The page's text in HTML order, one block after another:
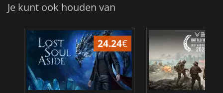
Je kunt ook houden van
24.24€